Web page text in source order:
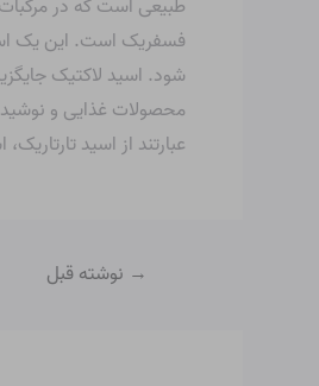
طبیعی است که در
فسفریک است. این یک
شود. اسید لاکتیک
محصولات غذایی و
عبارتند از اسید
→ نوشته قبل